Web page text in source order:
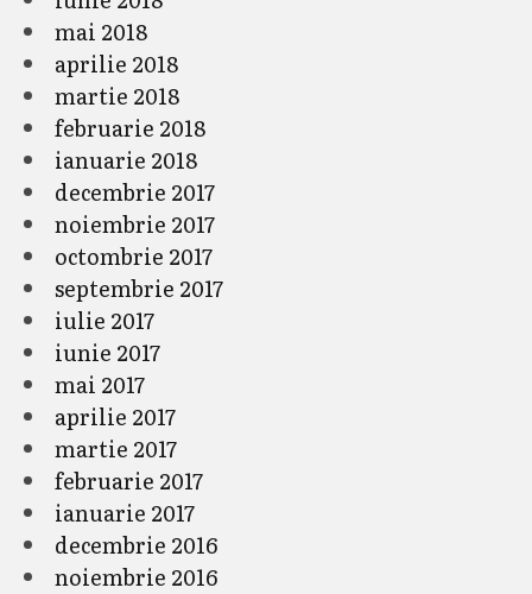
mai 2018
aprilie 2018
martie 2018
februarie 2018
ianuarie 2018
decembrie 2017
noiembrie 2017
octombrie 2017
septembrie 2017
iulie 2017
iunie 2017
mai 2017
aprilie 2017
martie 2017
februarie 2017
ianuarie 2017
decembrie 2016
noiembrie 2016